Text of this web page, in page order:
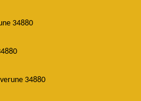
34880
34880